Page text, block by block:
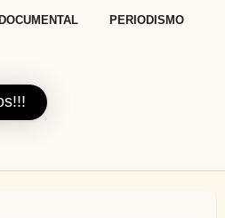
DOCUMENTAL PERIODISMO